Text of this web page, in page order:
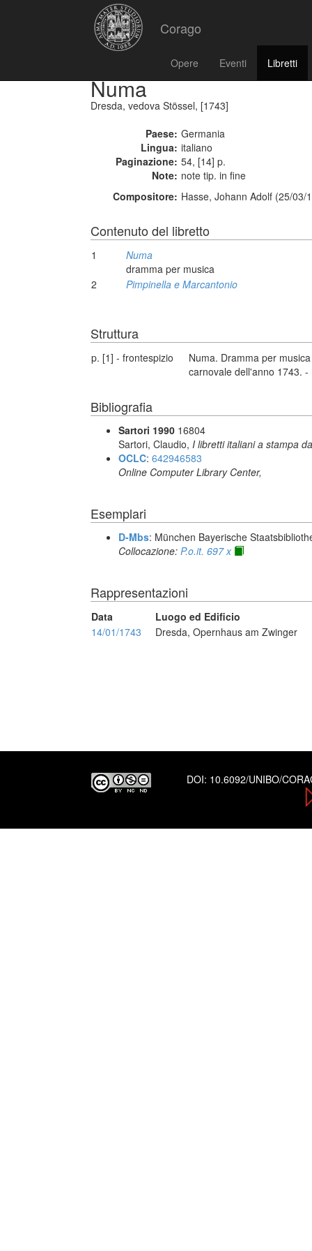
Corago
Opere Eventi Libretti
Numa
Dresda, vedova Stössel, [1743]
Paese: Germania
Lingua: italiano
Paginazione: 54, [14] p.
Note: note tip. in fine
Compositore: Hasse, Johann Adolf (25/03/
Contenuto del libretto
1
Numa
dramma per musica
2
Pimpinella e Marcantonio
Struttura
p. [1] - frontespizio
Numa. Dramma per
carnovale dell'anno 1743.
Bibliografia
Sartori 1990 16804
Sartori, Claudio, I libretti italiani a stampa
OCLC: 642946583
Online Computer Library Center,
Esemplari
D-Mbs: München Bayerische
Collocazione: P.o.it. 697 x
Rappresentazioni
Data
Luogo ed Edificio
14/01/1743
Dresda, Opernhaus am Zwinger
DOI: 10.6092/UNIBO/